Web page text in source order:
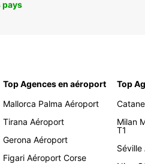
pays
Top Agences en aéroport
Mallorca Palma Aéroport
Tirana Aéroport
Gerona Aéroport
Figari Aéroport Corse
Top
Milan
T1